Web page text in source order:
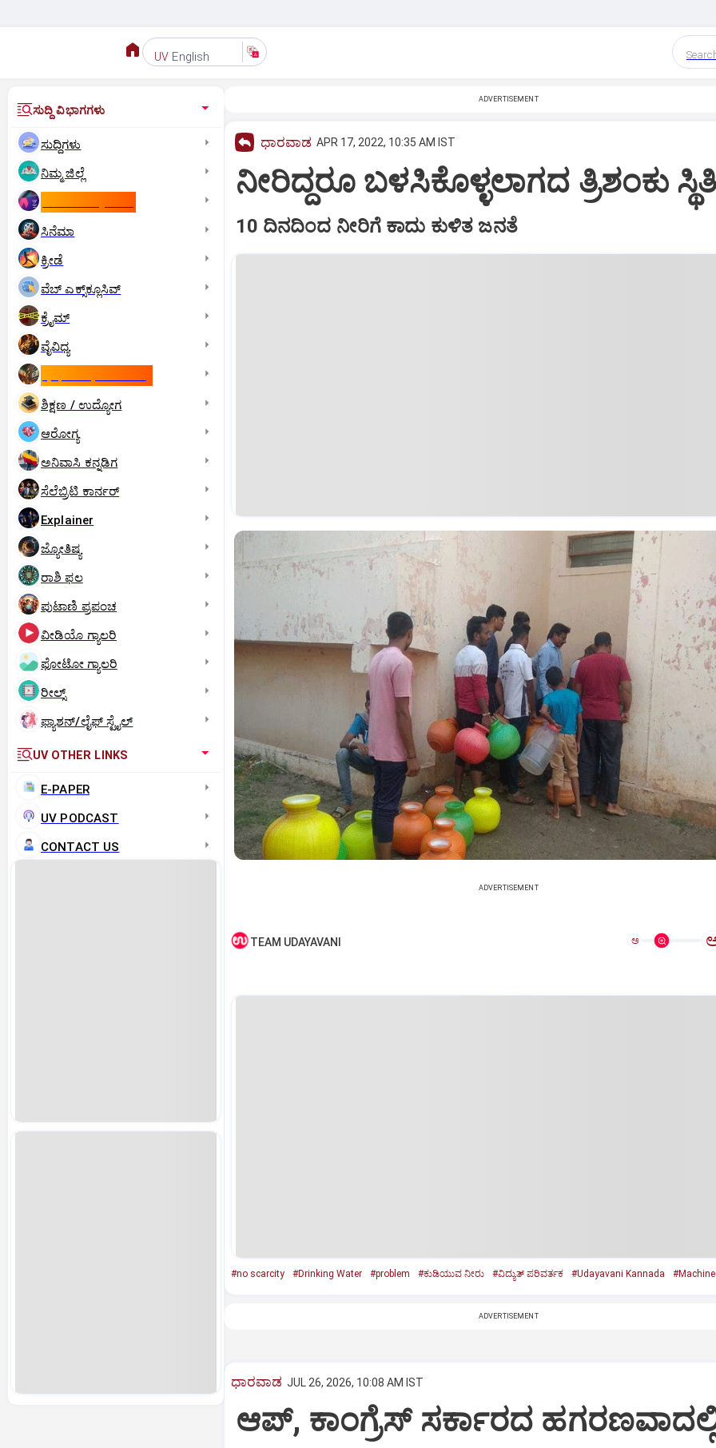
UV English
ಸುದ್ದಿ ವಿಭಾಗಗಳು
ಸುದ್ದಿಗಳು
ನಿಮ್ಮ ಜಿಲ್ಲೆ
ಸಿನೆಮಾ
ಕ್ರೀಡೆ
ವೆಬ್ ಎಕ್ಸ್‌ಕ್ಲೂಸಿವ್
ಕ್ರೈಮ್
ವೈವಿಧ್ಯ
ಶಿಕ್ಷಣ / ಉದ್ಯೋಗ
ಆರೋಗ್ಯ
ಅನಿವಾಸಿ ಕನ್ನಡಿಗ
ಸೆಲೆಬ್ರಿಟಿ ಕಾರ್ನರ್‌
Explainer
ಜ್ಯೋತಿಷ್ಯ
ರಾಶಿ ಫಲ
ಪುಟಾಣಿ ಪ್ರಪಂಚ
ವೀಡಿಯೊ ಗ್ಯಾಲರಿ
ಫೋಟೋ ಗ್ಯಾಲರಿ
ರೀಲ್ಸ್
ಫ್ಯಾಶನ್/ಲೈಫ್‌ ಸ್ಟೈಲ್
UV OTHER LINKS
E-PAPER
UV PODCAST
CONTACT US
ADVERTISEMENT
ಧಾರವಾಡ APR 17, 2022, 10:35 AM IST
ನೀರಿದ್ದರೂ ಬಳಸಿಕೊಳ್ಳಲಾಗದ ತ್ರಿಶಂಕು
10 ದಿನದಿಂದ ನೀರಿಗೆ ಕಾದು ಕುಳಿತ ಜನತೆ
ADVERTISEMENT
TEAM UDAYAVANI ಅ
#no scarcity #Drinking Water #problem #ಕುಡಿಯುವ ನೀರು #ವಿದ್ಯುತ್‌ ಪರಿವರ್ತಕ #Udayavani Kannada
ADVERTISEMENT
ಧಾರವಾಡ JUL 26, 2026, 10:08 AM IST
ಆಪ್, ಕಾಂಗ್ರೆಸ್ ಸರ್ಕಾರದ